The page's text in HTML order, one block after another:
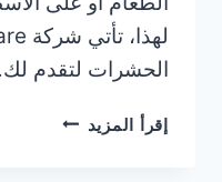
الحشرات لتقدم
إقرأ المزيد شركة